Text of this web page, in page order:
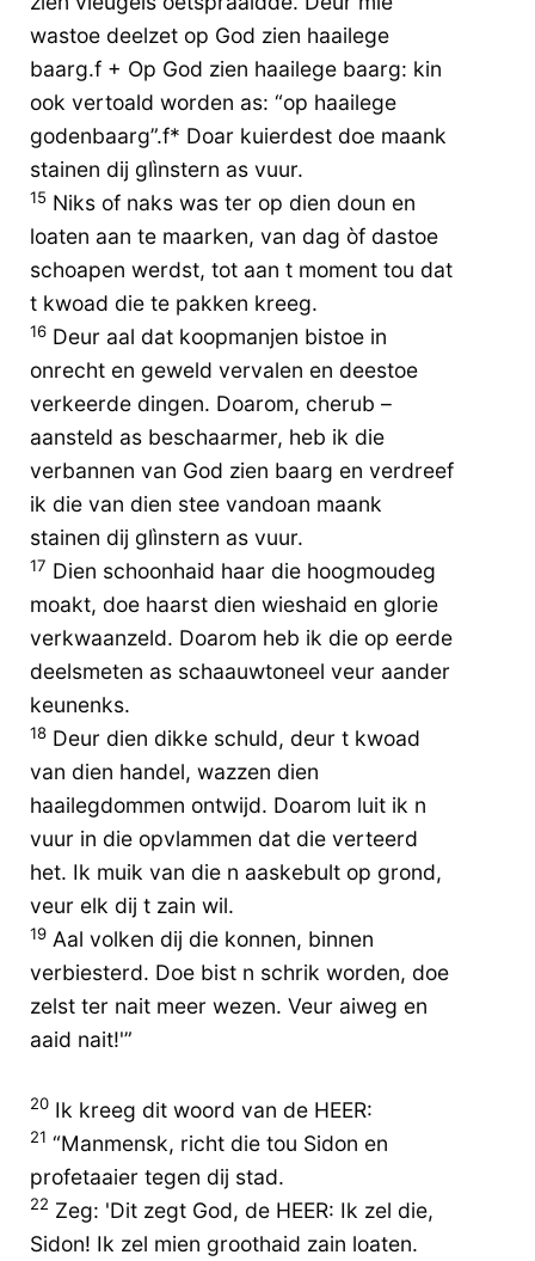
wastoe deelzet op God zien haailege
baarg.f + Op God zien haailege baarg: kin
ook vertoald worden as: “op haailege
godenbaarg”.f* Doar kuierdest doe maank
stainen dij glìnstern as vuur.
15 Niks of naks was ter op dien doun en
loaten aan te maarken, van dag òf dastoe
schoapen werdst, tot aan t moment tou dat
t kwoad die te pakken kreeg.
16 Deur aal dat koopmanjen bistoe in
onrecht en geweld vervalen en deestoe
verkeerde dingen. Doarom, cherub –
aansteld as beschaarmer, heb ik die
verbannen van God zien baarg en verdreef
ik die van dien stee vandoan maank
stainen dij glìnstern as vuur.
17 Dien schoonhaid haar die hoogmoudeg
moakt, doe haarst dien wieshaid en glorie
verkwaanzeld. Doarom heb ik die op eerde
deelsmeten as schaauwtoneel veur aander
keunenks.
18 Deur dien dikke schuld, deur t kwoad
van dien handel, wazzen dien
haailegdommen ontwijd. Doarom luit ik n
vuur in die opvlammen dat die verteerd
het. Ik muik van die n aaskebult op grond,
veur elk dij t zain wil.
19 Aal volken dij die konnen, binnen
verbiesterd. Doe bist n schrik worden, doe
zelst ter nait meer wezen. Veur aiweg en
aaid nait!'”
20 Ik kreeg dit woord van de HEER:
21 “Manmensk, richt die tou Sidon en
profetaaier tegen dij stad.
22 Zeg: 'Dit zegt God, de HEER: Ik zel die,
Sidon! Ik zel mien groothaid zain loaten.